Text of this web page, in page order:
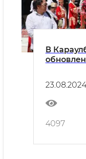
В
23.08.2024
4097